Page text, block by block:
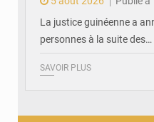
La justice guinéenne a
personnes à la suite des…
SAVOIR PLUS